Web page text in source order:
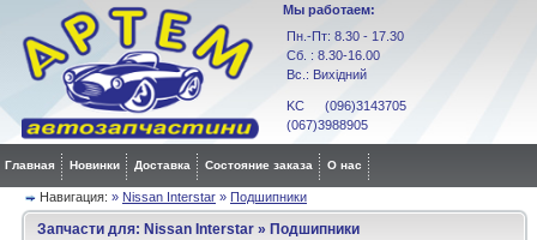
Мы работаем:
Пн.-Пт: 8.30 - 17.30
Сб. : 8.30-16.00
Вс.: Вихідний
KC (096)3143705
(067)3988905
Главная Новинки Доставка Состояние заказа О нас
Навигация: » Nissan Interstar » Подшипники
Запчасти для: Nissan Interstar » Подшипники